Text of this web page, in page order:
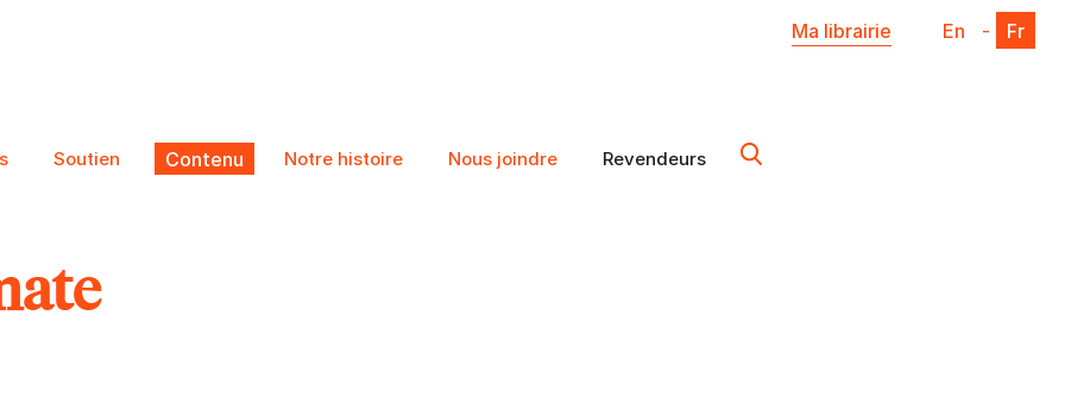
Ma librairie En - Fr
Soutien Contenu Notre histoire Nous joindre Revendeurs